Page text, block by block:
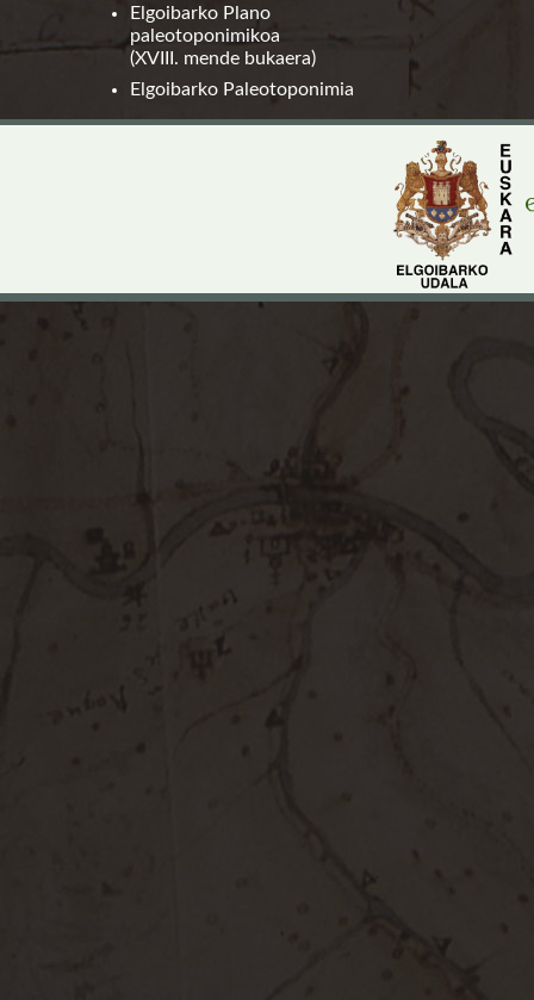
Elgoibarko Plano
paleotoponimikoa
(XVIII. mende bukaera)
Elgoibarko Paleotoponimia